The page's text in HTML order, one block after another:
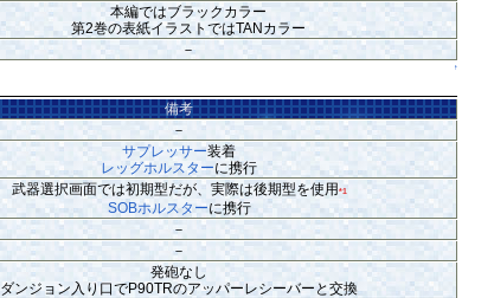
本編ではブラックカラー
第2巻の表紙イラストではTANカラー
－
↑
備考
－
サプレッサー装着
レッグホルスターに携行
武器選択画面では初期型だが、実際は後期型を使用*1
SOBホルスターに携行
－
－
発砲なし
ダンジョン入り口でP90TRのアッパーレシーバーと交換